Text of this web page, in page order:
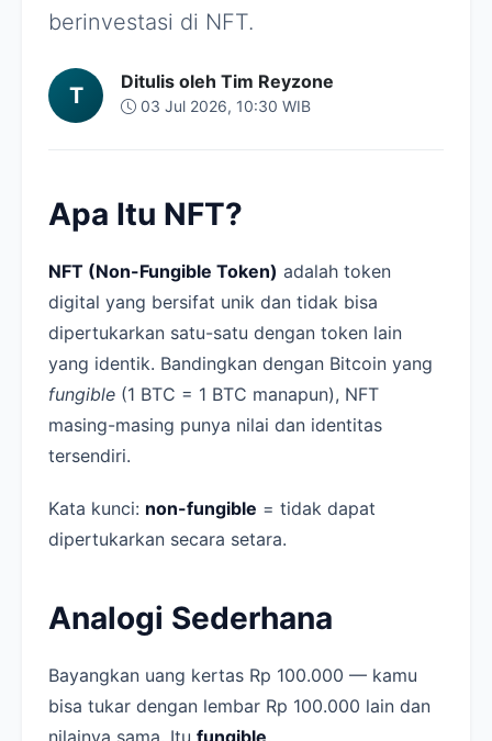
berinvestasi di NFT.
T
Ditulis oleh Tim Reyzone
03 Jul 2026, 10:30 WIB
Apa Itu NFT?
NFT (Non-Fungible Token) adalah token
digital yang bersifat unik dan tidak bisa
dipertukarkan satu-satu dengan token lain
yang identik. Bandingkan dengan Bitcoin yang
fungible (1 BTC = 1 BTC manapun), NFT
masing-masing punya nilai dan identitas
tersendiri.
Kata kunci: non-fungible = tidak dapat
dipertukarkan secara setara.
Analogi Sederhana
Bayangkan uang kertas Rp 100.000 — kamu
bisa tukar dengan lembar Rp 100.000 lain dan